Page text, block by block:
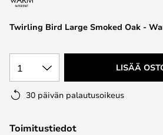
gallery
Twirling Bird Large Smoked Oak -
1 LISÄÄ
30 päivän palautusoikeus
Toimitustiedot